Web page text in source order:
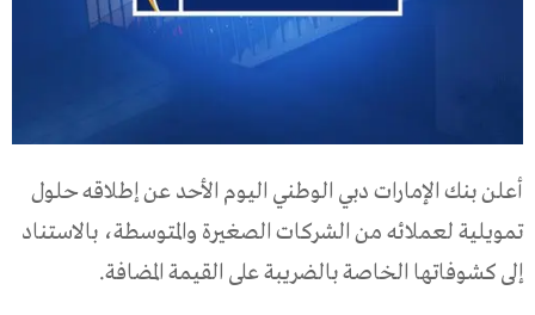
أعلن بنك الإمارات دبي الوطني اليوم الأحد عن إطلاقه حلول
تمويلية لعملائه من الشركات الصغيرة والمتوسطة، بالاستناد
إلى كشوفاتها الخاصة بالضريبة على القيمة المضافة.